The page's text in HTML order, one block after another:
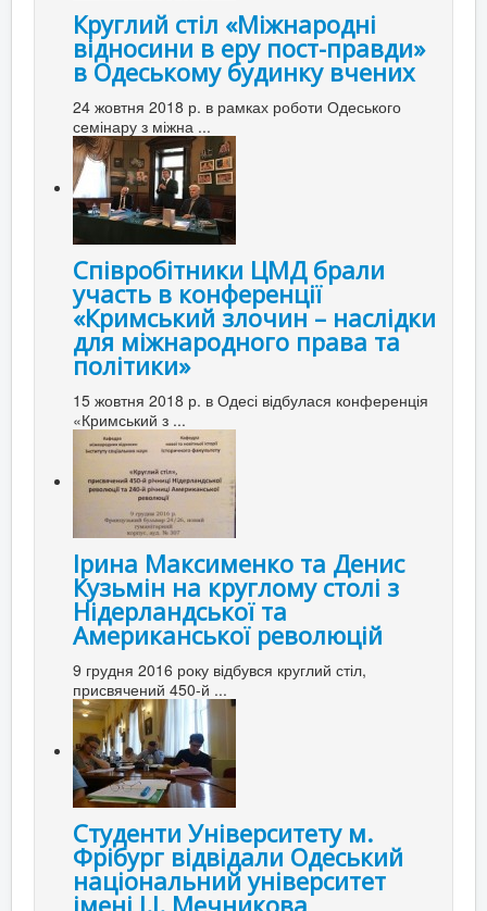
Круглий стіл «Міжнародні
відносини в еру пост-правди»
в Одеському будинку вчених
24 жовтня 2018 р. в рамках роботи Одеського
семінару з міжна ...
Співробітники ЦМД брали
участь в конференції
«Кримський злочин – наслідки
для міжнародного права та
політики»
15 жовтня 2018 р. в Одесі відбулася конференція
«Кримський з ...
Ірина Максименко та Денис
Кузьмін на круглому столі з
Нідерландської та
Американської революцій
9 грудня 2016 року відбувся круглий стіл,
присвячений 450-й ...
Студенти Університету м.
Фрібург відвідали Одеський
національний університет
імені І.І. Мечникова